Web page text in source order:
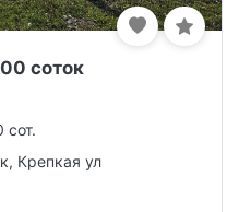
соток
Крепкая ул